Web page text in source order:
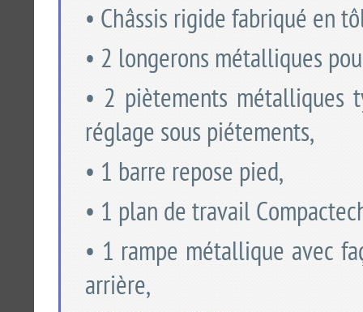
• Châssis rigide fabriqué en
• 2 longerons métalliques
• 2 piètements métalliques
réglage sous piétements,
• 1 barre repose pied,
• 1 plan de travail
• 1 rampe métallique avec
arrière,